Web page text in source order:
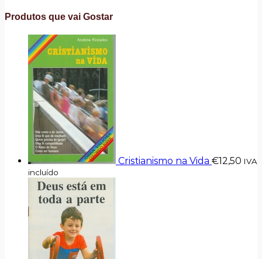
Produtos que vai Gostar
Cristianismo na Vida €12,50 IVA
incluído